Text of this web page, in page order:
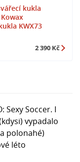
kukla
Kowax
KWX73
2 390 Kč